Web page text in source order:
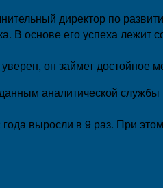
директор по
В основе его успеха лежит
он займет
аналитической службы
выросли в 9 раз. При